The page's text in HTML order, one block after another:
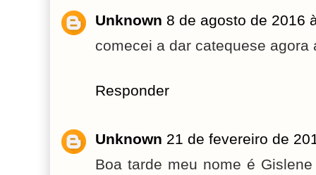
Unknown 8 de agosto de 2016
comecei a dar catequese
Responder
Unknown 21 de fevereiro de
Boa tarde meu nome é